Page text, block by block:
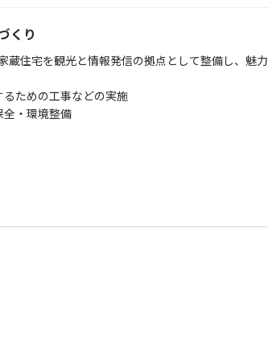
くり
蔵住宅を観光と情報発信の拠点として整備し、魅
ための工事などの実施
・環境整備